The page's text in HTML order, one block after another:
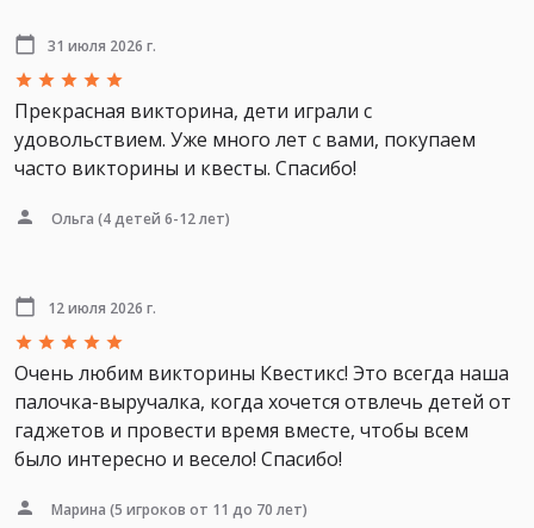
31 июля 2026 г.
Прекрасная викторина, дети играли с
удовольствием. Уже много лет с вами, покупаем
часто викторины и квесты. Спасибо!
Ольга (4 детей 6-12 лет)
12 июля 2026 г.
Очень любим викторины Квестикс! Это всегда наша
палочка-выручалка, когда хочется отвлечь детей от
гаджетов и провести время вместе, чтобы всем
было интересно и весело! Спасибо!
Марина (5 игроков от 11 до 70 лет)